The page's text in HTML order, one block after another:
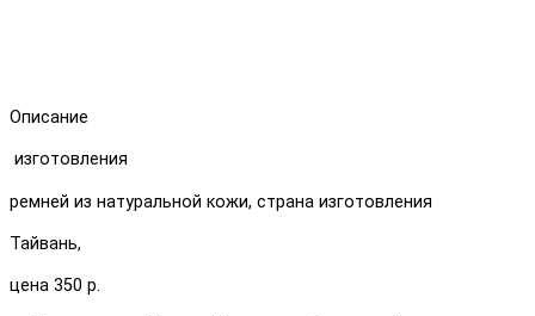
Описание
изготовления
ремней из натуральной кожи, страна изготовления
Тайвань,
цена 350 р.